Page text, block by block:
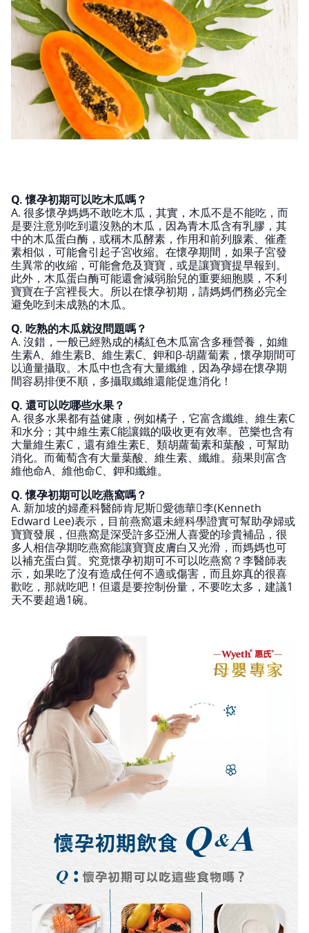
Q. 懷孕初期可以吃木瓜嗎？
A. 很多懷孕媽媽不敢吃木瓜，其實，木瓜不是不能吃，而
是要注意別吃到還沒熟的木瓜，因為青木瓜含有乳膠，其
中的木瓜蛋白酶，或稱木瓜酵素，作用和前列腺素、催產
素相似，可能會引起子宮收縮。在懷孕期間，如果子宮發
生異常的收縮，可能會危及寶寶，或是讓寶寶提早報到。
此外，木瓜蛋白酶可能還會減弱胎兒的重要細胞膜，不利
寶寶在子宮裡長大。所以在懷孕初期，請媽媽們務必完全
避免吃到未成熟的木瓜。
Q. 吃熟的木瓜就沒問題嗎？
A. 沒錯，一般已經熟成的橘紅色木瓜富含多種營養，如維
生素A、維生素B、維生素C、鉀和β-胡蘿蔔素，懷孕期間可
以適量攝取。木瓜中也含有大量纖維，因為孕婦在懷孕期
間容易排便不順，多攝取纖維還能促進消化！
Q. 還可以吃哪些水果？
A. 很多水果都有益健康，例如橘子，它富含纖維、維生素C
和水分；其中維生素C能讓鐵的吸收更有效率。芭樂也含有
大量維生素C，還有維生素E、類胡蘿蔔素和葉酸，可幫助
消化。而葡萄含有大量葉酸、維生素、纖維。蘋果則富含
維他命A、維他命C、鉀和纖維。
Q. 懷孕初期可以吃燕窩嗎？
A. 新加坡的婦產科醫師肯尼斯愛德華李(Kenneth
Edward Lee)表示，目前燕窩還未經科學證實可幫助孕婦或
寶寶發展，但燕窩是深受許多亞洲人喜愛的珍貴補品，很
多人相信孕期吃燕窩能讓寶寶皮膚白又光滑，而媽媽也可
以補充蛋白質。究竟懷孕初期可不可以吃燕窩？李醫師表
示，如果吃了沒有造成任何不適或傷害，而且妳真的很喜
歡吃，那就吃吧！但還是要控制份量，不要吃太多，建議1
天不要超過1碗。